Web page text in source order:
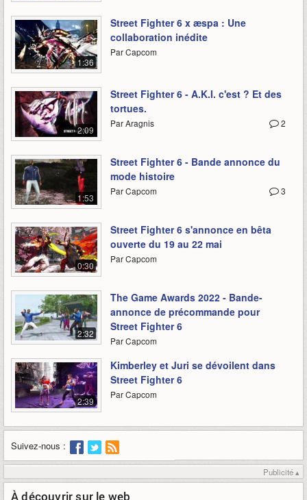
1:36
Street Fighter 6 x æspa : Une
collaboration inédite
Par Capcom
2:09
Street Fighter 6 - A.K.I. c'est ? Et des
tortues.
2
Par Aragnis
1:53
Street Fighter 6 - Bande annonce du
mode histoire
3
Par Capcom
0:30
Street Fighter 6 s'annonce en bêta
ouverte du 19 au 22 mai
Par Capcom
2:32
The Game Awards 2022 - Bande-
annonce de précommande pour
Street Fighter 6
Par Capcom
2:39
Kimberley et Juri se dévoilent dans
Street Fighter 6
Par Capcom
Suivez-nous :
Publicité ▴
À découvrir sur le web